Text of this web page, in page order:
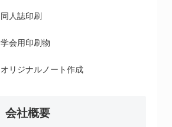
同人誌印刷
学会用印刷物
オリジナルノート作成
会社概要